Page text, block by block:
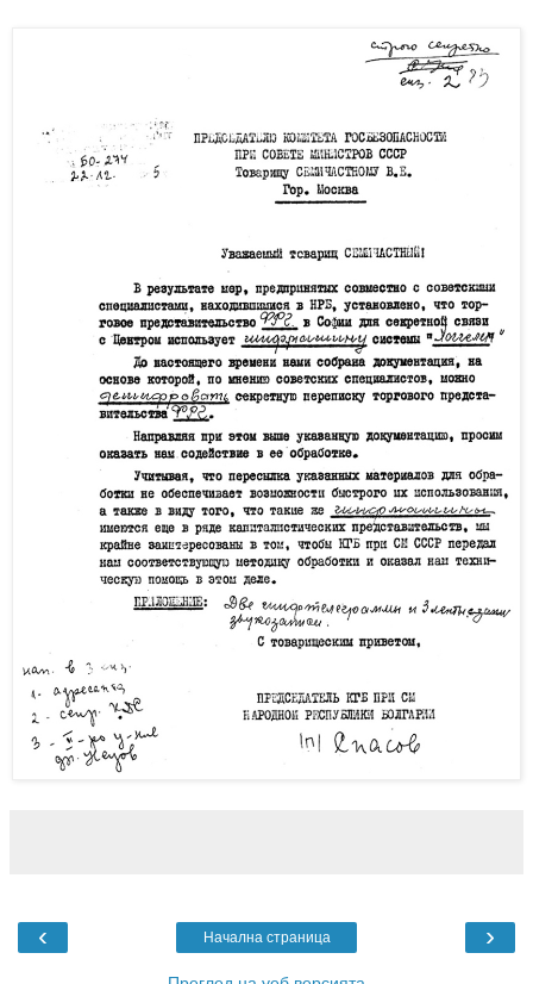
‹ ›
Начална страница